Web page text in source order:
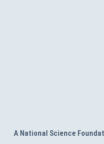
A National Science